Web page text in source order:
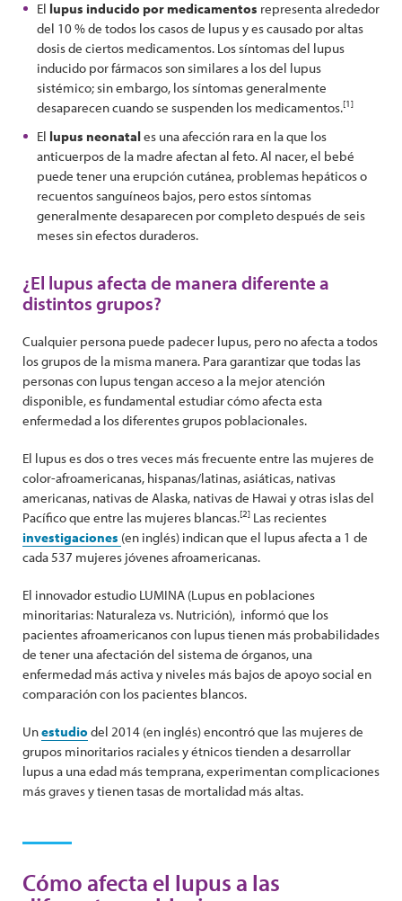
El lupus inducido por medicamentos representa alrededor
del 10 % de todos los casos de lupus y es causado por altas
dosis de ciertos medicamentos. Los síntomas del lupus
inducido por fármacos son similares a los del lupus
sistémico; sin embargo, los síntomas generalmente
desaparecen cuando se suspenden los medicamentos.[1]
El lupus neonatales una afección rara en la que los
anticuerpos de la madre afectan al feto. Al nacer, el bebé
puede tener una erupción cutánea, problemas hepáticos o
recuentos sanguíneos bajos, pero estos síntomas
generalmente desaparecen por completo después de seis
meses sin efectos duraderos.
¿El lupus afecta de manera diferente a
distintos grupos?
Cualquier persona puede padecer lupus, pero no afecta a todos
los grupos de la misma manera. Para garantizar que todas las
personas con lupus tengan acceso a la mejor atención
disponible, es fundamental estudiar cómo afecta esta
enfermedad a los diferentes grupos poblacionales.
El lupus es dos o tres veces más frecuente entre las mujeres de
color-afroamericanas, hispanas/latinas, asiáticas, nativas
americanas, nativas de Alaska, nativas de Hawai y otras islas del
Pacífico que entre las mujeres blancas.[2] Las recientes
investigaciones (en inglés) indican que el lupus afecta a 1 de
cada 537 mujeres jóvenes afroamericanas.
El innovador estudio LUMINA (Lupus en poblaciones
minoritarias: Naturaleza vs. Nutrición), informó que los
pacientes afroamericanos con lupus tienen más probabilidades
de tener una afectación del sistema de órganos, una
enfermedad más activa y niveles más bajos de apoyo social en
comparación con los pacientes blancos.
Unestudiodel 2014 (en inglés) encontró que las mujeres de
grupos minoritarios raciales y étnicos tienden a desarrollar
lupus a una edad más temprana, experimentan complicaciones
más graves y tienen tasas de mortalidad más altas.
Cómo afecta el lupus a las